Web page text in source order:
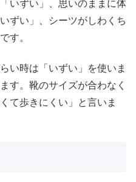
いずい」、思いのままに体
ずい」、シーツがしわくち
す。
い時は「いずい」を使いま
す。靴のサイズが合わなく
て歩きにくい」と言いま